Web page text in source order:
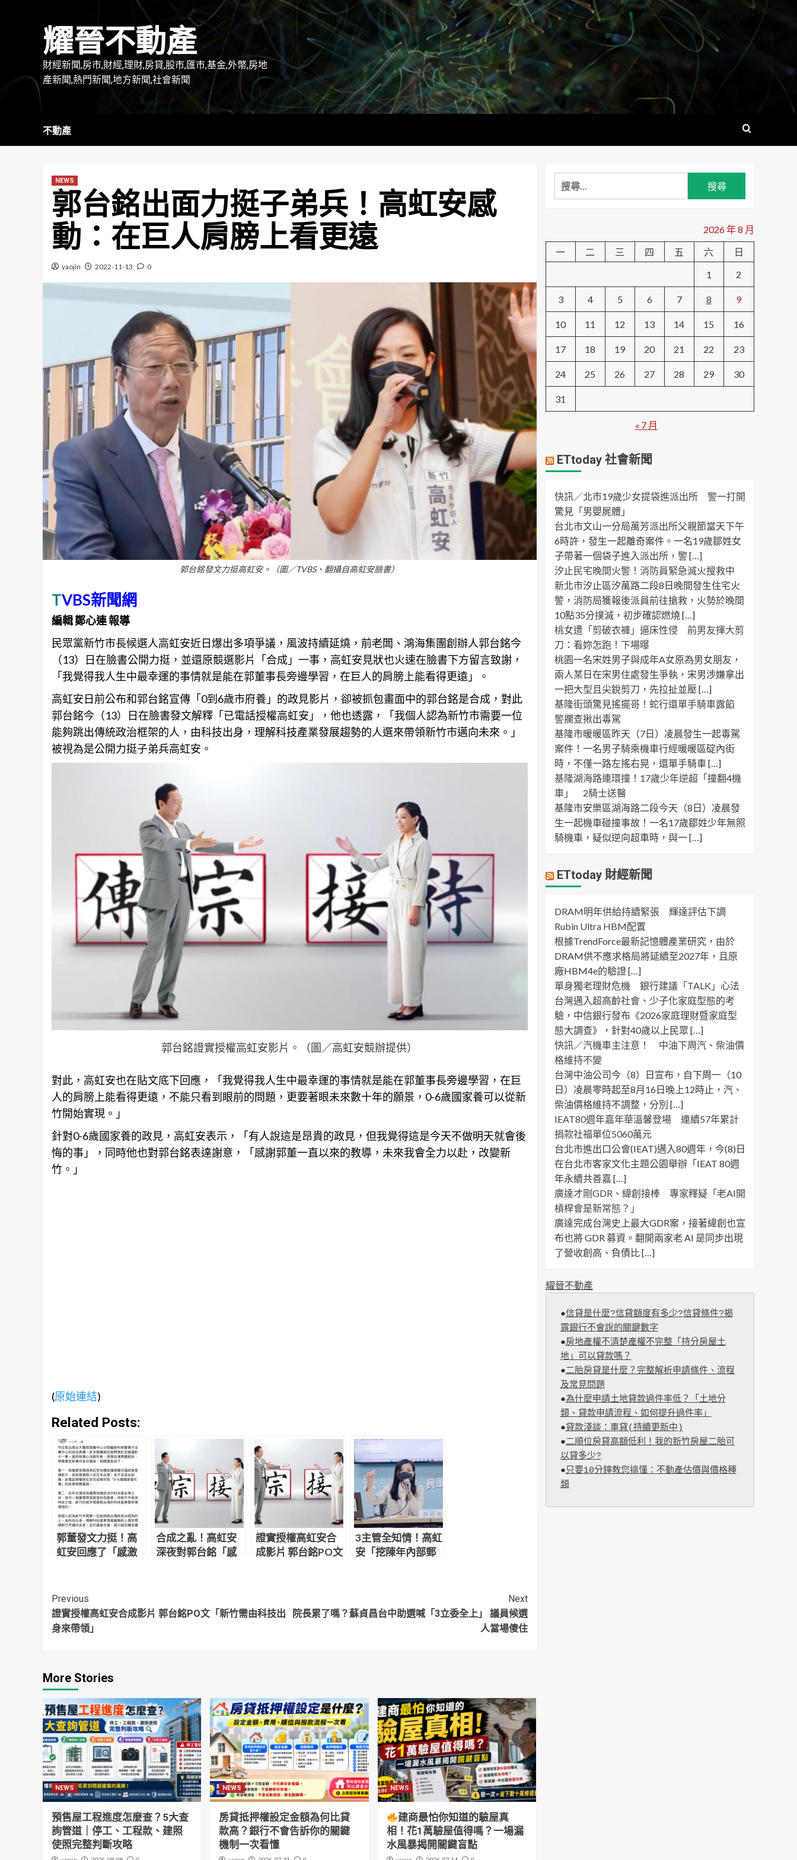
耀晉不動產
財經新聞,房市,財經,理財,房貸,股市,匯市,基金,外幣,房地
產新聞,熱門新聞,地方新聞,社會新聞
不動產
NEWS
郭台銘出面力挺子弟兵！高虹安感
動：在巨人肩膀上看更遠
yaojin 2022-11-13 0
郭台銘發文力挺高虹安。（圖／TVBS、翻攝自高虹安臉書）
TVBS新聞網
編輯 鄭心連 報導
民眾黨新竹市長候選人高虹安近日爆出多項爭議，風波持續延燒，前老闆、鴻海集團創辦人郭台銘今
（13）日在臉書公開力挺，並還原競選影片「合成」一事，高虹安見狀也火速在臉書下方留言致謝，
「我覺得我人生中最幸運的事情就是能在郭董事長旁邊學習，在巨人的肩膀上能看得更遠」。
高虹安日前公布和郭台銘宣傳「0到6歲市府養」的政見影片，卻被抓包畫面中的郭台銘是合成，對此
郭台銘今（13）日在臉書發文解釋「已電話授權高虹安」，他也透露，「我個人認為新竹市需要一位
能夠跳出傳統政治框架的人，由科技出身，理解科技產業發展趨勢的人選來帶領新竹市邁向未來。」
被視為是公開力挺子弟兵高虹安。
郭台銘證實授權高虹安影片。（圖／高虹安競辦提供）
對此，高虹安也在貼文底下回應，「我覺得我人生中最幸運的事情就是能在郭董事長旁邊學習，在巨
人的肩膀上能看得更遠，不能只看到眼前的問題，更要著眼未來數十年的願景，0-6歲國家養可以從新
竹開始實現。」
針對0-6歲國家養的政見，高虹安表示，「有人說這是昂貴的政見，但我覺得這是今天不做明天就會後
悔的事」，同時他也對郭台銘表達謝意，「感謝郭董一直以來的教導，未來我會全力以赴，改變新
竹。」
(原始連結)
Related Posts:
郭董發文力挺！高
虹安回應了「感激
合成之亂！高虹安
深夜對郭台銘「感
證實授權高虹安合
成影片 郭台銘PO文
3主管全知情！高虹
安「挖陳年內部郵
Continue
Reading
Previous
證實授權高虹安合成影片 郭台銘PO文「新竹需由科技出
身來帶領」
Next
院長累了嗎？蘇貞昌台中助選喊「3立委全上」 議員候選
人當場傻住
More Stories
NEWS
預售屋工程進度怎麼查？5大查
詢管道｜停工、工程款、建照
使照完整判斷攻略
NEWS
房貸抵押權設定金額為何比貸
款高？銀行不會告訴你的關鍵
機制一次看懂
NEWS
建商最怕你知道的驗屋真
相！花1萬驗屋值得嗎？一場漏
水風暴揭開關鍵盲點
搜
尋
字:
2026 年 8 月
一
二 三 四 五 六
日
1
2
3 4 5 6 7 8 9
10 11 12 13 14 15 16
17 18 19 20 21 22 23
24 25 26 27 28 29 30
31
« 7 月
ETtoday 社會新聞
快訊／北市19歲少女提袋進派出所 警一打開
驚見「男嬰屍體」
台北市文山一分局萬芳派出所父親節當天下午
6時許，發生一起離奇案件。一名19歲鄒姓女
子帶著一個袋子進入派出所，警 […]
汐止民宅晚間火警！消防員緊急滅火搜救中
新北市汐止區汐萬路二段8日晚間發生住宅火
警，消防局獲報後派員前往搶救，火勢於晚間
10點35分撲滅，初步確認燃燒 […]
桃女遭「剪破衣褲」逼床性侵 前男友揮大剪
刀：看妳怎跑！下場曝
桃園一名宋姓男子與成年A女原為男女朋友，
兩人某日在宋男住處發生爭執，宋男涉嫌拿出
一把大型且尖銳剪刀，先拉扯並壓 […]
基隆街頭驚見搖擺哥！蛇行還單手騎車露餡
警攔查揪出毒駕
基隆市暖暖區昨天（7日）凌晨發生一起毒駕
案件！一名男子騎乘機車行經暖暖區碇內街
時，不僅一路左搖右晃，還單手騎車 […]
基隆湖海路連環撞！17歲少年逆超「撞翻4機
車」 2騎士送醫
基隆市安樂區湖海路二段今天（8日）凌晨發
生一起機車碰撞事故！一名17歲鄒姓少年無照
騎機車，疑似逆向超車時，與一 […]
ETtoday 財經新聞
DRAM明年供給持續緊張 輝達評估下調
Rubin Ultra HBM配置
根據TrendForce最新記憶體產業研究，由於
DRAM供不應求格局將延續至2027年，且原
廠HBM4e的驗證 […]
單身獨老理財危機 銀行建議「TALK」心法
台灣邁入超高齡社會、少子化家庭型態的考
驗，中信銀行發布《2026家庭理財暨家庭型
態大調查》，針對40歲以上民眾 […]
快訊／汽機車主注意！ 中油下周汽、柴油價
格維持不變
台灣中油公司今（8）日宣布，自下周一（10
日）凌晨零時起至8月16日晚上12時止，汽、
柴油價格維持不調整，分別 […]
IEAT80週年嘉年華溫馨登場 連續57年累計
捐款社福單位5060萬元
台北市進出口公會(IEAT)邁入80週年，今(8)日
在台北市客家文化主題公園舉辦「IEAT 80週
年永續共善嘉 […]
廣達才剛GDR、緯創接棒 專家釋疑「老AI開
槓桿會是新常態？」
廣達完成台灣史上最大GDR案，接著緯創也宣
布也將 GDR 募資。翻開兩家老 AI 是同步出現
了營收創高、負債比 […]
耀晉不動產
●信貸是什麼?信貸額度有多少?信貸條件?揭
露銀行不會說的關鍵數字
●房地產權不清楚產權不完整「持分房屋土
地」可以貸款嗎？
●二胎房貸是什麼？完整解析申請條件、流程
及常見問題
●為什麼申請土地貸款過件率低？「土地分
類、貸款申請流程、如何提升過件率」
●貸款淺談：車貸(持續更新中)
●二順位房貸高額低利！我的新竹房屋二胎可
以貸多少?
●只要10分鐘教您搞懂：不動產估價與價格種
類